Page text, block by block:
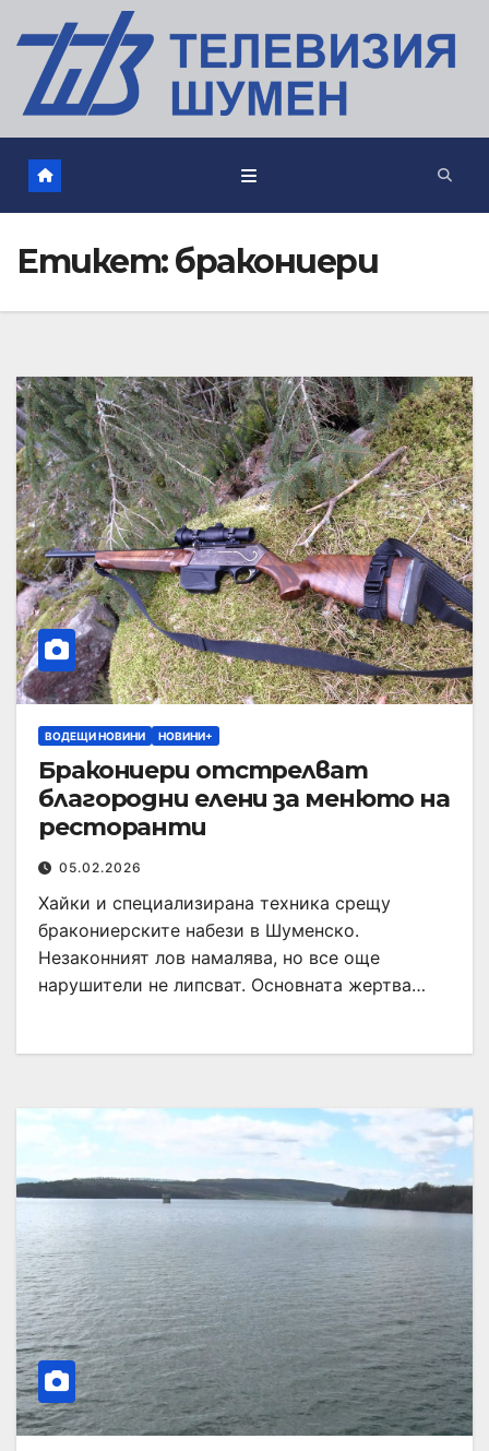
Етикет:бракониери
ВОДЕЩИ НОВИНИ НОВИНИ+
Бракониери отстрелват
благородни елени за менюто на
ресторанти
05.02.2026
Хайки и специализирана техника срещу
бракониерските набези в Шуменско.
Незаконният лов намалява, но все още
нарушители не липсват. Основната жертва…